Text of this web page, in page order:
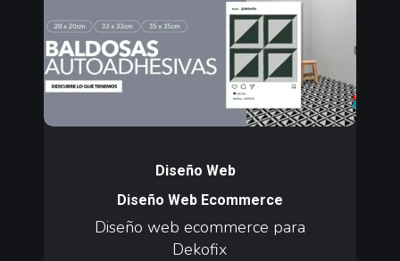
Dekofix
web
ecommerce
Dekofix
Diseño Web
Diseño Web Ecommerce
Diseño web ecommerce para
Dekofix